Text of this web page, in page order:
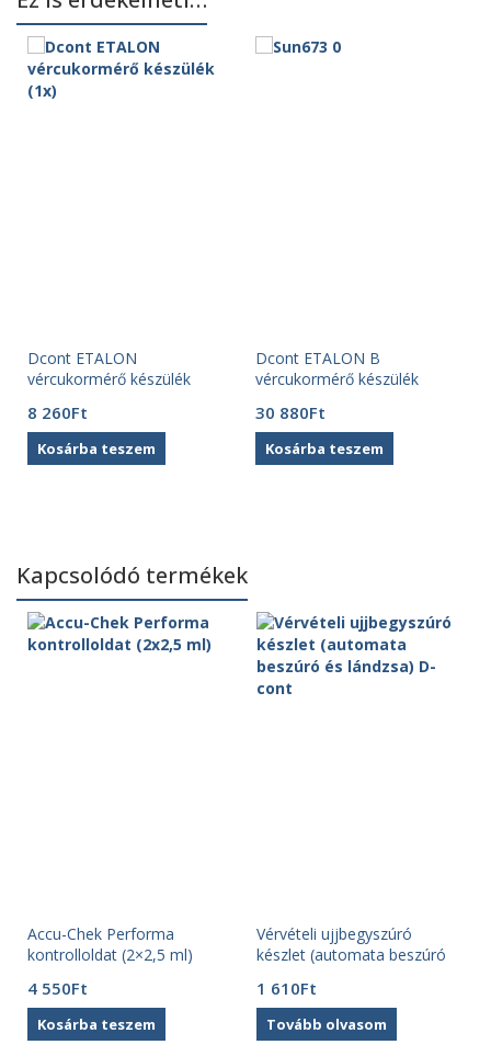
Dcont ETALON
vércukormérő készülék
8 260Ft
Kosárba teszem
Dcont ETALON B
vércukormérő készülék
30 880Ft
Kosárba teszem
Kapcsolódó termékek
Accu-Chek Performa
kontrolloldat (2×2,5 ml)
4 550Ft
Kosárba teszem
Vérvételi ujjbegyszúró
készlet (automata beszúró
1 610Ft
Tovább olvasom